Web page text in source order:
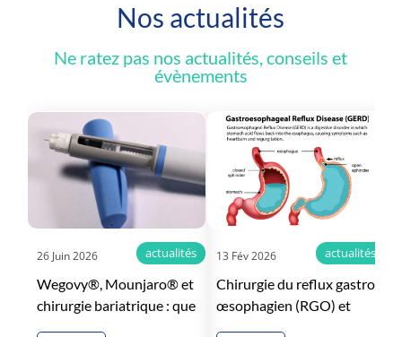
Nos actualités
Ne ratez pas nos actualités, conseils et
évènements
Wegovy®, Mounjaro® et
chirurgie bariatrique : que
26 Juin 2026 actualités
Chirurgie du reflux gastro-
œsophagien (RGO) et
13 Fév 2026 actualités